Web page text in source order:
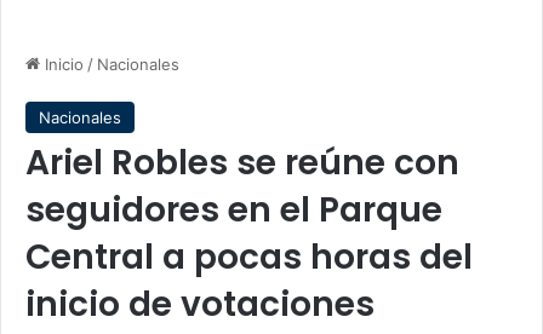
Inicio / Nacionales
Nacionales
Ariel Robles se reúne con
seguidores en el Parque
Central a pocas horas del
inicio de votaciones